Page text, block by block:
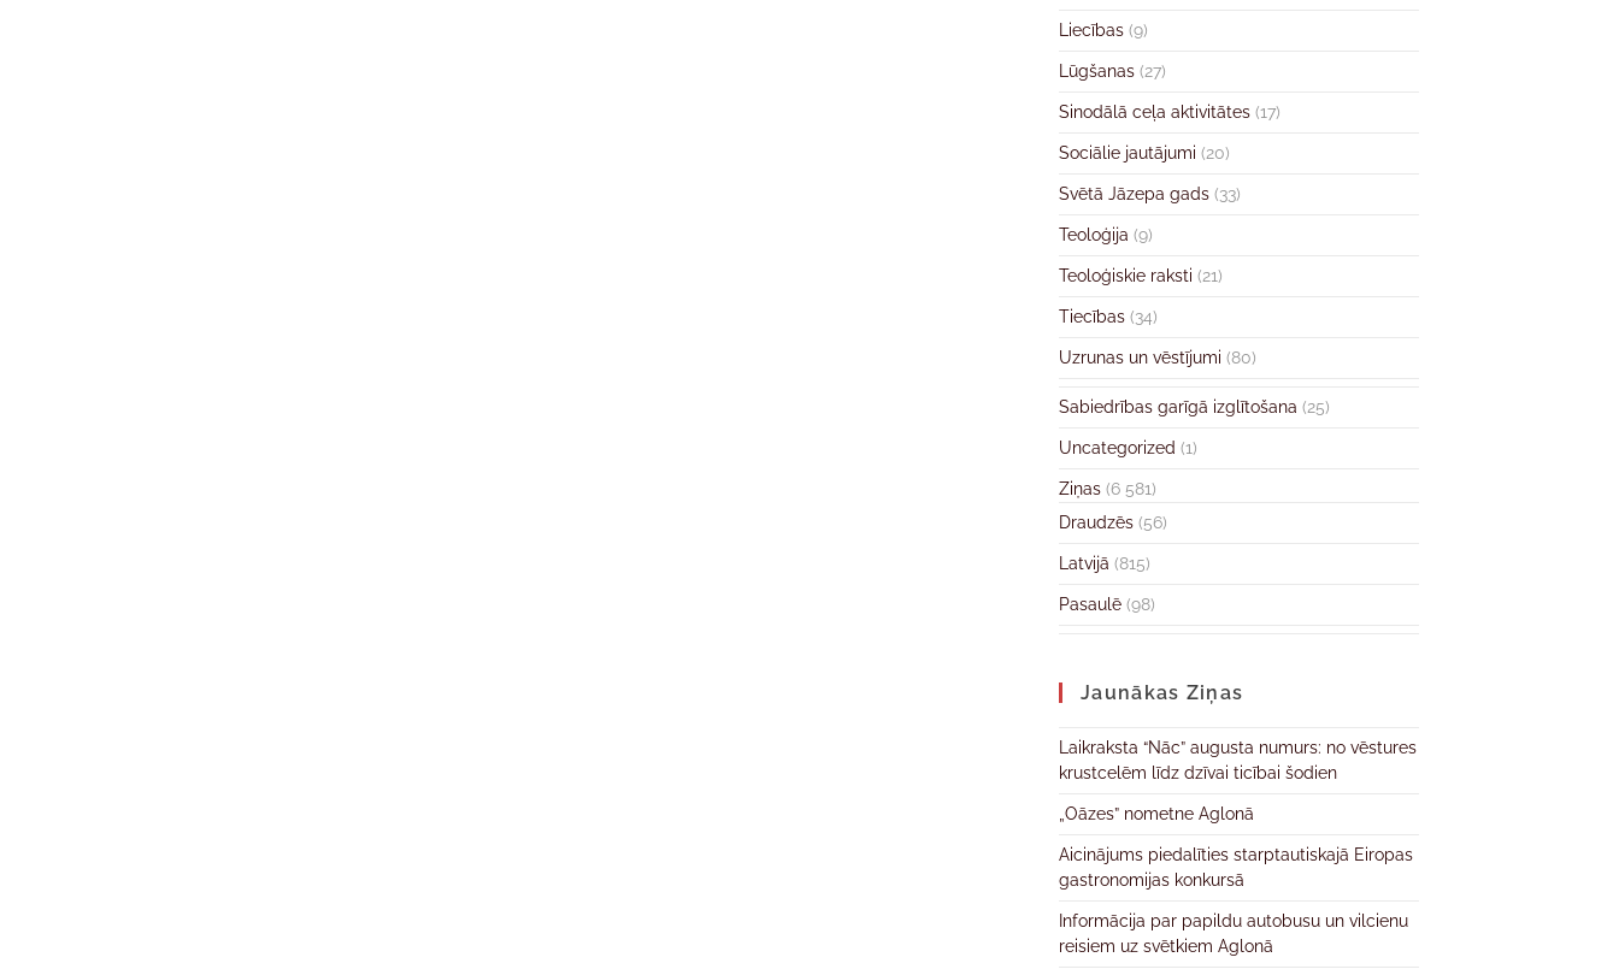
Liecības (9)
Lūgšanas (27)
Sinodālā ceļa aktivitātes (17)
Sociālie jautājumi (20)
Svētā Jāzepa gads (33)
Teoloģija (9)
Teoloģiskie raksti (21)
Tiecības (34)
Uzrunas un vēstījumi (80)
Sabiedrības garīgā izglītošana (25)
Uncategorized (1)
Ziņas (6 581)
Draudzēs (56)
Latvijā (815)
Pasaulē (98)
Jaunākas Ziņas
Laikraksta “Nāc” augusta numurs: no vēstures
krustcelēm līdz dzīvai ticībai šodien
„Oāzes” nometne Aglonā
Aicinājums piedalīties starptautiskajā Eiropas
gastronomijas konkursā
Informācija par papildu autobusu un vilcienu
reisiem uz svētkiem Aglonā